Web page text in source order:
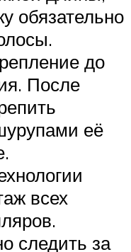
обязательно
до
После
её
всех
следить за